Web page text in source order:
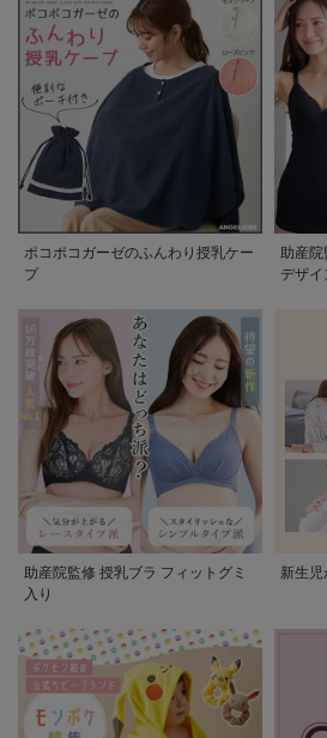
ポコポコガーゼのふんわり授乳ケー
プ
助産院
デザイ
助産院監修 授乳ブラ フィットグミ
入り
新生